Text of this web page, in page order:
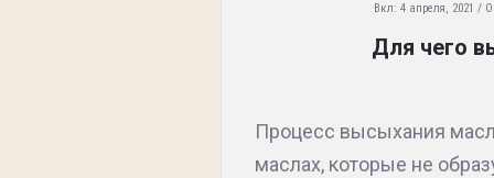
Вкл: 4 апреля, 2021
Для чего
Процесс высыхания
маслах, которые не